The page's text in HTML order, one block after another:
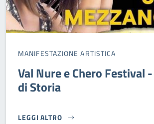
MANIFESTAZIONE ARTISTICA
Val Nure e Chero Festival
di Storia
LEGGI ALTRO
VAL NURE E CHERO FESTIVAL -